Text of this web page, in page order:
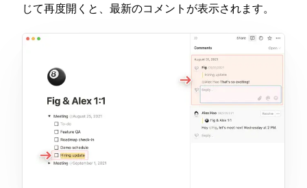
じて再度開くと、最新のコメントが表示されます。